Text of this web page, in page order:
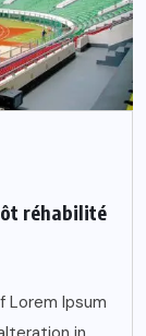
réhabilité
Lorem Ipsum